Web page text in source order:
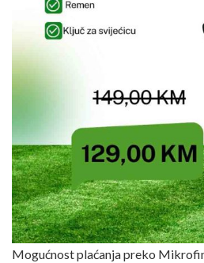
Mogućnost plaćanja preko